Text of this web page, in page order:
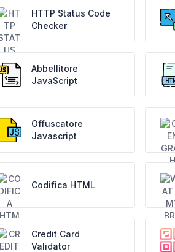
HTTP Status Code
Checker
Abbellitore
JavaScript
Offuscatore
Javascript
Codifica HTML
Credit Card
Validator